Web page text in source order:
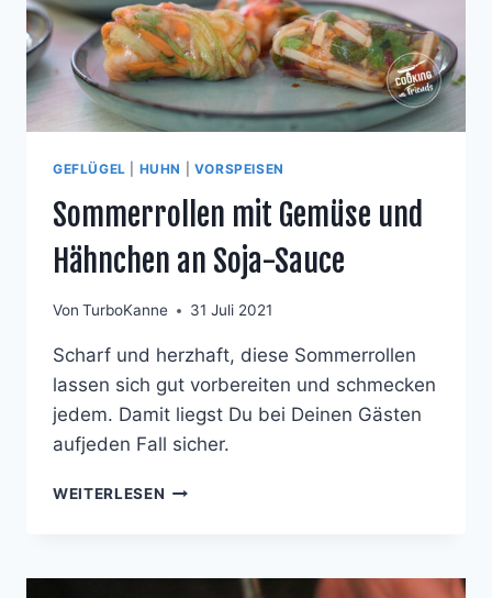
GEFLÜGEL HUHN VORSPEISEN
Sommerrollen mit Gemüse und
Hähnchen an Soja-Sauce
Von TurboKanne 31 Juli 2021
Scharf und herzhaft, diese Sommerrollen
lassen sich gut vorbereiten und schmecken
jedem. Damit liegst Du bei Deinen Gästen
aufjeden Fall sicher.
WEITERLESEN SOMMERROLLEN
HÄHNCHEN